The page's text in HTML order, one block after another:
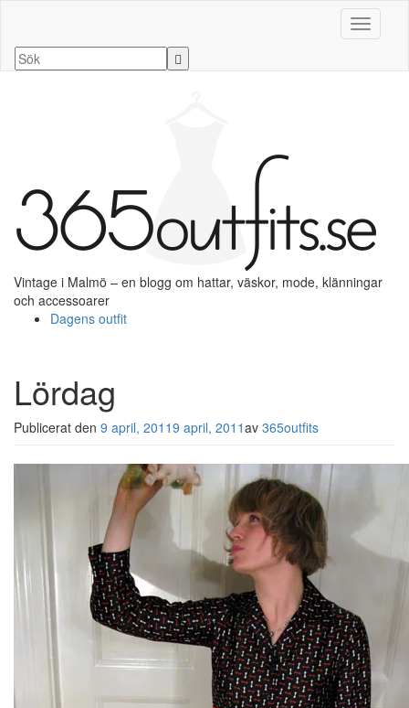
Slå på/
Vintage i Malmö – en blogg om hattar, väskor, mode, klänningar
och accessoarer
Dagens outfit
Lördag
Publicerat den 9 april, 20119 april, 2011av 365outfits